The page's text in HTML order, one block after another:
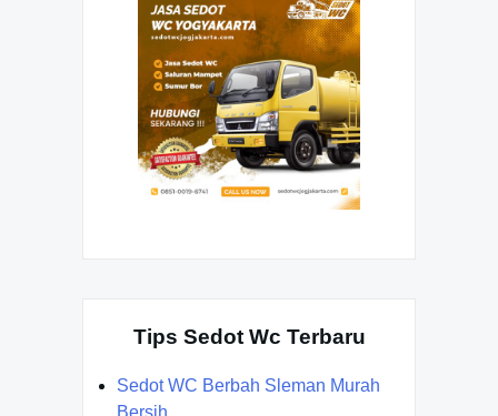
Tips Sedot Wc Terbaru
Sedot WC Berbah Sleman Murah